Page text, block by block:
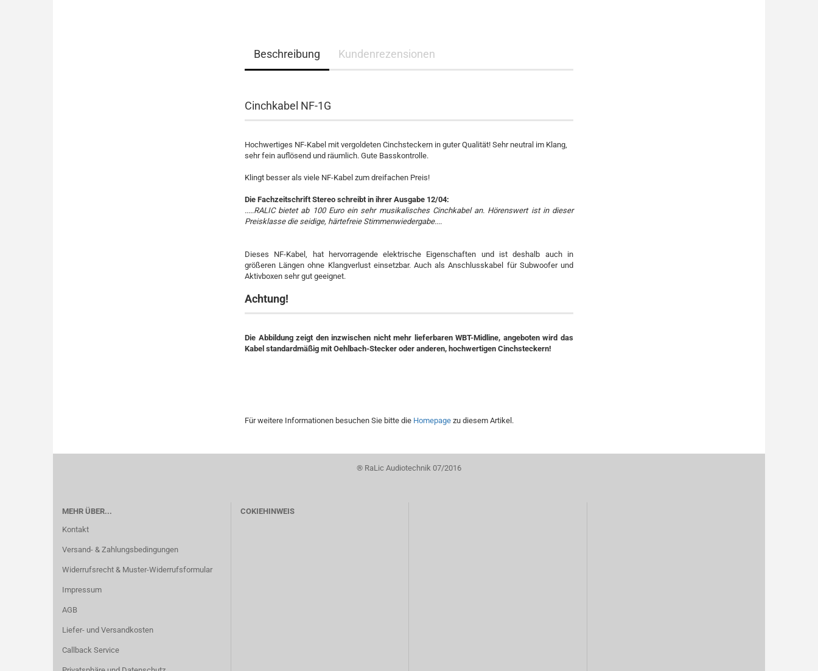
Beschreibung Kundenrezensionen
Cinchkabel NF-1G
Hochwertiges NF-Kabel mit vergoldeten Cinchsteckern in guter Qualität! Sehr neutral im Klang,
sehr fein auflösend und räumlich. Gute Basskontrolle.
Klingt besser als viele NF-Kabel zum dreifachen Preis!
Die Fachzeitschrift Stereo schreibt in ihrer Ausgabe 12/04:
.....RALIC bietet ab 100 Euro ein sehr musikalisches Cinchkabel an. Hörenswert ist in dieser
Preisklasse die seidige, härtefreie Stimmenwiedergabe....
Dieses NF-Kabel, hat hervorragende elektrische Eigenschaften und ist deshalb auch in
größeren Längen ohne Klangverlust einsetzbar. Auch als Anschlusskabel für Subwoofer und
Aktivboxen sehr gut geeignet.
Achtung!
Die Abbildung zeigt den inzwischen nicht mehr lieferbaren WBT-Midline, angeboten wird das
Kabel standardmäßig mit Oehlbach-Stecker oder anderen, hochwertigen Cinchsteckern!
Für weitere Informationen besuchen Sie bitte die Homepage zu diesem Artikel.
® RaLic Audiotechnik 07/2016
MEHR ÜBER...
Kontakt
Versand- & Zahlungsbedingungen
Widerrufsrecht & Muster-Widerrufsformular
Impressum
AGB
Liefer- und Versandkosten
Callback Service
COKIEHINWEIS